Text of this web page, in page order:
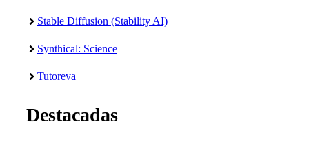
Stable Diffusion (Stability AI)
Synthical: Science
Tutoreva
Destacadas